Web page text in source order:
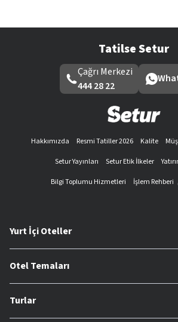
Tatilse Setur
Çağrı Merkezi
444 28 22
Hakkımızda Resmi Tatiller 2026 Kalite
Setur Yayınları
Setur Etik İlkeler
Bilgi Toplumu Hizmetleri
İşlem Rehberi
Yurt İçi Oteller
Otel Temaları
Turlar